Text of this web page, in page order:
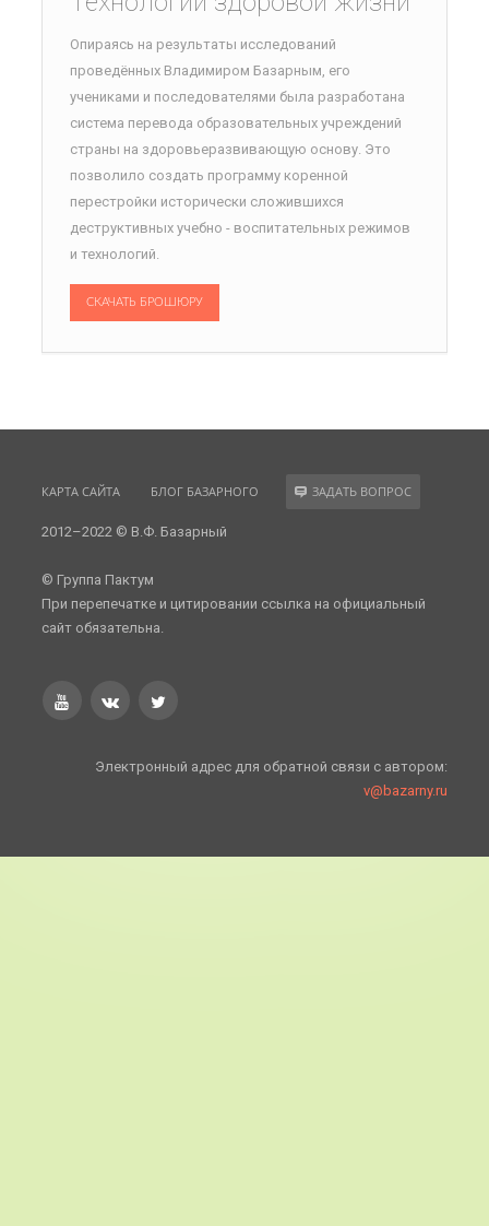
Опираясь на результаты исследований
проведённых Владимиром Базарным, его
учениками и последователями была разработана
система перевода образовательных учреждений
страны на здоровьеразвивающую основу. Это
позволило создать программу коренной
перестройки исторически сложившихся
деструктивных учебно - воспитательных режимов
и технологий.
СКАЧАТЬ БРОШЮРУ
КАРТА САЙТА БЛОГ БАЗАРНОГО ЗАДАТЬ ВОПРОС
2012–2022 © В.Ф. Базарный
© Группа Пактум
При перепечатке и цитировании ссылка на официальный
сайт обязательна.
Электронный адрес для обратной связи с автором:
v@bazarny.ru